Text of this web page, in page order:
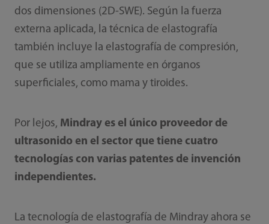
dos dimensiones (2D-SWE). Según la fuerza
externa aplicada, la técnica de elastografía
también incluye la elastografía de compresión,
que se utiliza ampliamente en órganos
superficiales, como mama y tiroides.
Por lejos, Mindray es el único proveedor de
ultrasonido en el sector que tiene cuatro
tecnologías con varias patentes de invención
independientes.
La tecnología de elastografía de Mindray ahora se